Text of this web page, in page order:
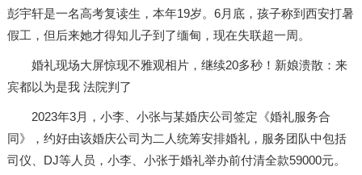
彭宇轩是一名高考复读生，本年19岁。6月底，孩子称到西安打暑
假工，但后来她才得知儿子到了缅甸，现在失联超一周。
婚礼现场大屏惊现不雅观相片，继续20多秒！新娘溃散：来
宾都以为是我 法院判了
2023年3月，小李、小张与某婚庆公司签定《婚礼服务合
同》，约好由该婚庆公司为二人统筹安排婚礼，服务团队中包括
司仪、DJ等人员，小李、小张于婚礼举办前付清全款59000元。